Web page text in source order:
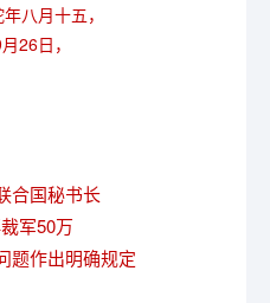
八月十五，
26日，
合国秘书长
军50万
题作出明确规定